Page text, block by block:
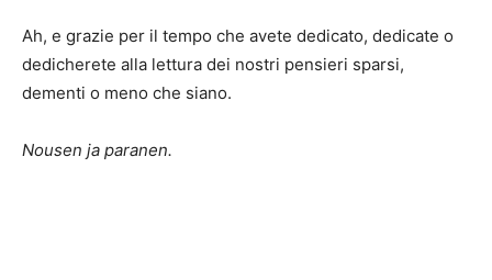
Ah, e grazie per il tempo che avete dedicato, dedicate o
dedicherete alla lettura dei nostri pensieri sparsi,
dementi o meno che siano.
Nousen ja paranen.